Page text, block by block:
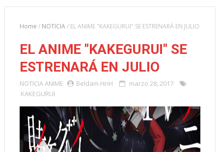
Home / NOTICIA/ EL ANIME "KAKEGURUI" SE ESTRENARÁ EN JULIO
EL ANIME "KAKEGURUI" SE
ESTRENARÁ EN JULIO
NOTICIAANIME Beldam HnH
marzo 28, 2017
KAKEGURUI